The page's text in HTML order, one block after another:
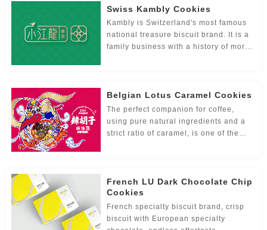
农产品-品牌策划 汽车-品牌策划 网站-品牌策划
文化-品牌策划 药品-品牌策划
极简logo-品牌策划 建筑-品牌策划
金融-品牌策划 科技公司-品牌策划 礼品包装设计
农业-品牌策划 文化公司-品牌策划 物流-品牌策划
游戏-品牌策划 咨询公司-品牌策划 公益-品牌策划
郑州cis设计公司 哈尔滨cis设计公司 长春cis设计公司
the taste of hazelnut and the crispness
of the biscuit blend perfectly.
Swiss Kambly Cookies
Kambly is Switzerland's most famous
national treasure biscuit brand. It is a
family business with a history of more
is very popular all over the world.
Campbell has more than 100 kinds of
biscuits and desserts, with different
flavors, sweet, salty, coconut,
Belgian Lotus Caramel Cookies
The perfect companion for coffee,
using pure natural ingredients and a
strict ratio of caramel, is one of the
French LU Dark Chocolate Chip
Cookies
French specialty biscuit brand, crisp
biscuit with European specialty